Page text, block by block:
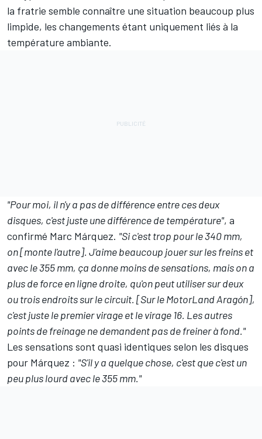
la fratrie semble connaître une situation beaucoup plus
limpide, les changements étant uniquement liés à la
température ambiante.
"Pour moi, il n'y a pas de différence entre ces deux
disques, c'est juste une différence de température", a
confirmé Marc Márquez. "Si c'est trop pour le 340 mm,
on [monte l'autre]. J'aime beaucoup jouer sur les freins et
avec le 355 mm, ça donne moins de sensations, mais on a
plus de force en ligne droite, qu'on peut utiliser sur deux
ou trois endroits sur le circuit. [Sur le MotorLand Aragón],
c'est juste le premier virage et le virage 16. Les autres
points de freinage ne demandent pas de freiner à fond."
Les sensations sont quasi identiques selon les disques
pour Márquez : "S'il y a quelque chose, c'est que c'est un
peu plus lourd avec le 355 mm."